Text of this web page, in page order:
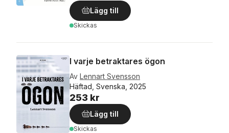
Lägg till
Skickas
I varje betraktares ögon
Av Lennart Svensson
Häftad, Svenska, 2025
253 kr
Lägg till
Skickas